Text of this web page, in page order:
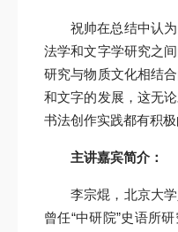
祝帅在总结中认
法学和文字学研究之
研究与物质文化相结
和文字的发展，这无
书法创作实践都有积极
主讲嘉宾简介：
李宗焜，北京大
曾任“中研院”史语所